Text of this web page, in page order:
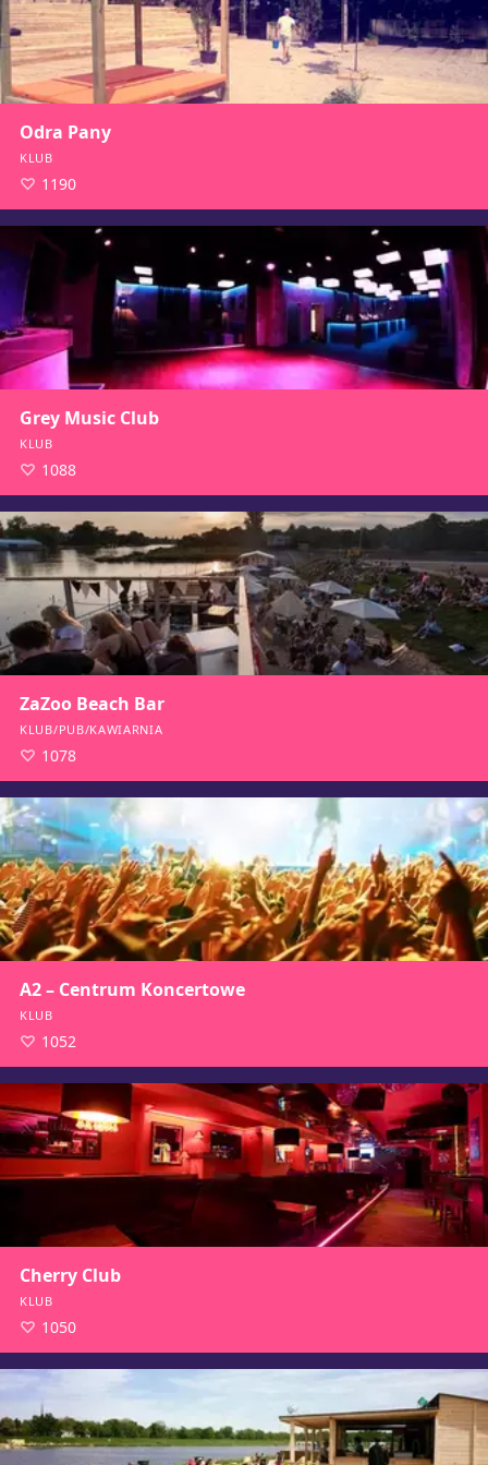
Odra Pany
KLUB
1190
Grey Music Club
KLUB
1088
ZaZoo Beach Bar
KLUB/PUB/KAWIARNIA
1078
A2 – Centrum Koncertowe
KLUB
1052
Cherry Club
KLUB
1050